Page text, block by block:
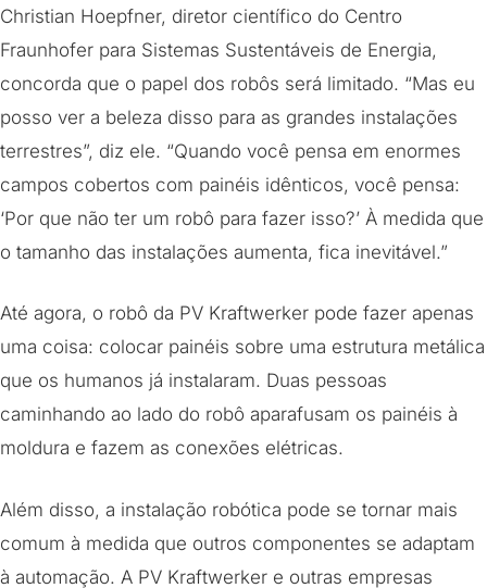
Christian Hoepfner, diretor científico do Centro
Fraunhofer para Sistemas Sustentáveis de Energia,
concorda que o papel dos robôs será limitado. “Mas eu
posso ver a beleza disso para as grandes instalações
terrestres”, diz ele. “Quando você pensa em enormes
campos cobertos com painéis idênticos, você pensa:
‘Por que não ter um robô para fazer isso?’ À medida que
o tamanho das instalações aumenta, fica inevitável.”
Até agora, o robô da PV Kraftwerker pode fazer apenas
uma coisa: colocar painéis sobre uma estrutura metálica
que os humanos já instalaram. Duas pessoas
caminhando ao lado do robô aparafusam os painéis à
moldura e fazem as conexões elétricas.
Além disso, a instalação robótica pode se tornar mais
comum à medida que outros componentes se adaptam
à automação. A PV Kraftwerker e outras empresas